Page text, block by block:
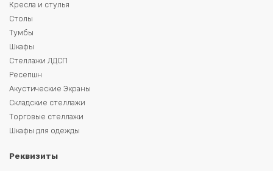
Кресла и стулья
Столы
Тумбы
Шкафы
Стеллажи ЛДСП
Ресепшн
Акустические Экраны
Складские стеллажи
Торговые стеллажи
Шкафы для одежды
Реквизиты